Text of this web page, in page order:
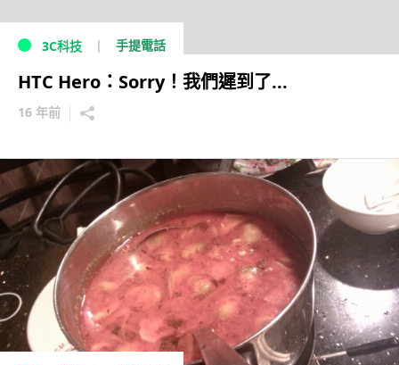
3C科技 手提電話
HTC Hero：Sorry！我們遲到了...
16 年前